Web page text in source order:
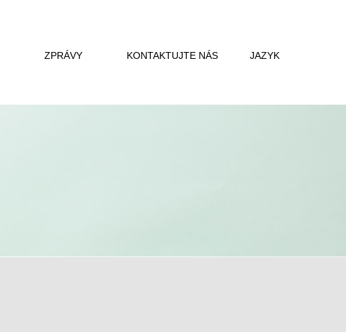
JAZYK
ZPRÁVY KONTAKTUJTE NÁS